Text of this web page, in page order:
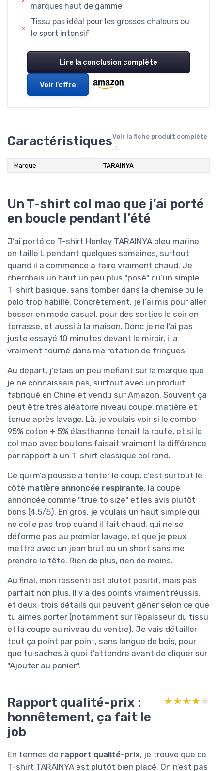
marques haut de gamme
Tissu pas idéal pour les grosses chaleurs ou
le sport intensif
Lire la conclusion complète
Voir l'offre
CaractéristiquesVoir la fiche produit complète
→
Marque TARAINYA
Un T-shirt col mao que j’ai porté
en boucle pendant l’été
J’ai porté ce T-shirt Henley TARAINYA bleu marine
en taille L pendant quelques semaines, surtout
quand il a commencé à faire vraiment chaud. Je
cherchais un haut un peu plus "posé" qu’un simple
T-shirt basique, sans tomber dans la chemise ou le
polo trop habillé. Concrètement, je l’ai mis pour aller
bosser en mode casual, pour des sorties le soir en
terrasse, et aussi à la maison. Donc je ne l’ai pas
juste essayé 10 minutes devant le miroir, il a
vraiment tourné dans ma rotation de fringues.
Au départ, j’étais un peu méfiant sur la marque que
je ne connaissais pas, surtout avec un produit
fabriqué en Chine et vendu sur Amazon. Souvent ça
peut être très aléatoire niveau coupe, matière et
tenue après lavage. Là, je voulais voir si le combo
95% coton + 5% élasthanne tenait la route, et si le
col mao avec boutons faisait vraiment la différence
par rapport à un T-shirt classique col rond.
Ce qui m’a poussé à tenter le coup, c’est surtout le
côté matière annoncée respirante, la coupe
annoncée comme "true to size" et les avis plutôt
bons (4,5/5). En gros, je voulais un haut simple qui
ne colle pas trop quand il fait chaud, qui ne se
déforme pas au premier lavage, et que je peux
mettre avec un jean brut ou un short sans me
prendre la tête. Rien de plus, rien de moins.
Au final, mon ressenti est plutôt positif, mais pas
parfait non plus. Il y a des points vraiment réussis,
et deux-trois détails qui peuvent gêner selon ce que
tu aimes porter (notamment sur l’épaisseur du tissu
et la coupe au niveau du ventre). Je vais détailler
tout ça point par point, sans langue de bois, pour
que tu saches à quoi t’attendre avant de cliquer sur
"Ajouter au panier".
Rapport qualité-prix :
honnêtement, ça fait le
job
★★★★★
★★★★★
En termes de rapport qualité-prix, je trouve que ce
T-shirt TARAINYA est plutôt bien placé. On n’est pas